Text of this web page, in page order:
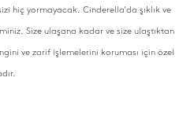
hiç yormayacak. Cinderella'da şıklık ve
Size ulaşana kadar ve size ulaştıktan
ve zarif işlemelerini koruması için özel